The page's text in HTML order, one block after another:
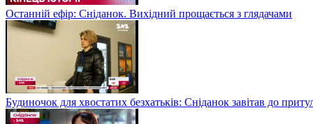
Останній ефір: Сніданок. Вихідний прощається з глядачами
Будиночок для хвостатих безхатьків: Сніданок завітав до